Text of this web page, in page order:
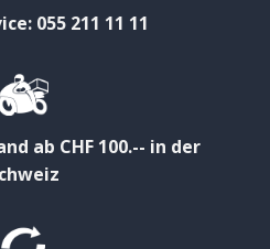
055 211 11 11
ab CHF 100.-- in der